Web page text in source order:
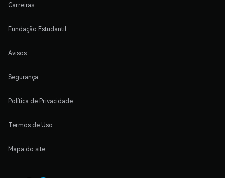
Carreiras
Fundação Estudantil
Avisos
Segurança
Política de Privacidade
Termos de Uso
Mapa do site